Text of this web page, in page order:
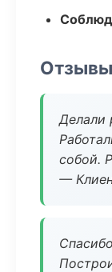
Отзывы
Делали
собой.
—